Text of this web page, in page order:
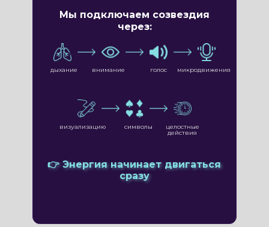
Мы подключаем созвездия
через:
дыхание внимание микродвижения
визуализацию символы целостные
действия
голос
👉 Энергия начинает двигаться
сразу